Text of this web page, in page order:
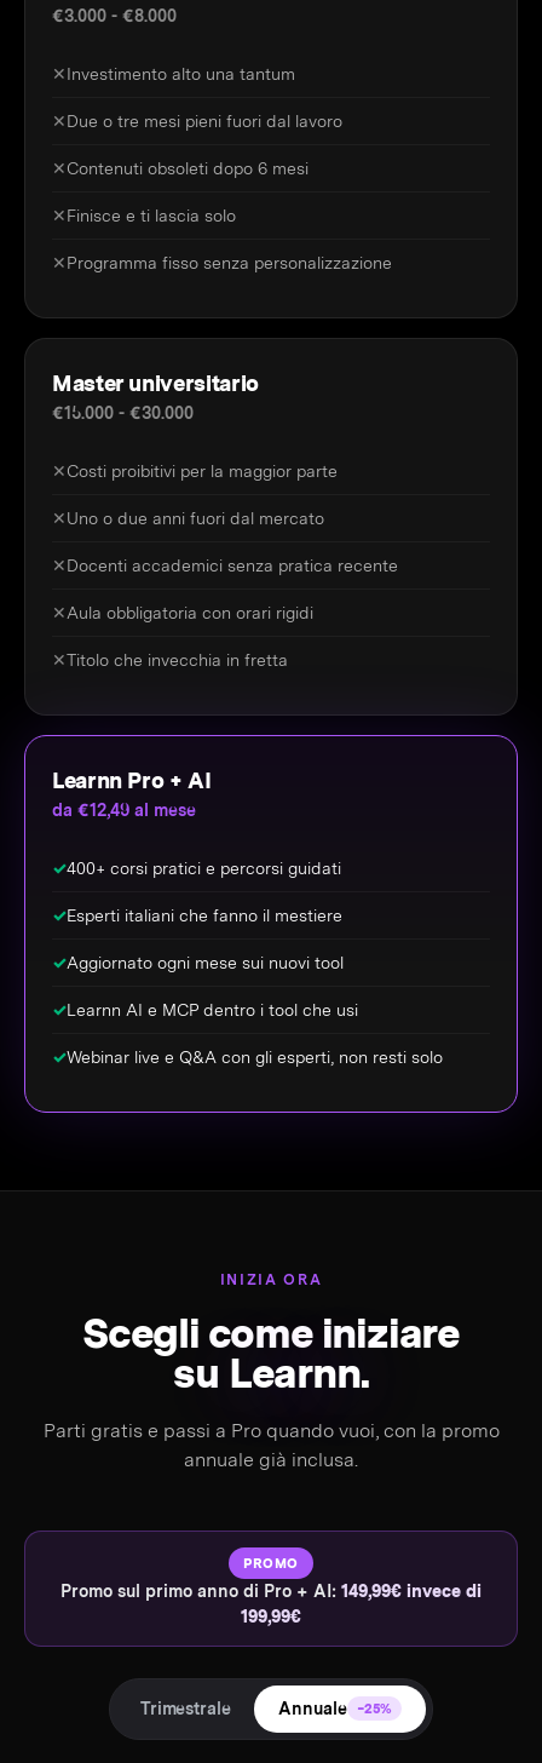
€3.000 - €8.000
✕Investimento alto una tantum
✕Due o tre mesi pieni fuori dal lavoro
✕Contenuti obsoleti dopo 6 mesi
✕Finisce e ti lascia solo
✕Programma fisso senza personalizzazione
Master universitario
€15.000 - €30.000
✕Costi proibitivi per la maggior parte
✕Uno o due anni fuori dal mercato
✕Docenti accademici senza pratica recente
✕Aula obbligatoria con orari rigidi
✕Titolo che invecchia in fretta
Learnn Pro + AI
da €12,49 al mese
✓400+ corsi pratici e percorsi guidati
✓Esperti italiani che fanno il mestiere
✓Aggiornato ogni mese sui nuovi tool
✓Learnn AI e MCP dentro i tool che usi
✓Webinar live e Q&A con gli esperti, non resti solo
INIZIA ORA
Scegli come iniziare
su Learnn.
Parti gratis e passi a Pro quando vuoi, con la promo
annuale già inclusa.
PROMO
Promo sul primo anno di Pro + AI: 149,99€ invece di
199,99€
Trimestrale Annuale −25%